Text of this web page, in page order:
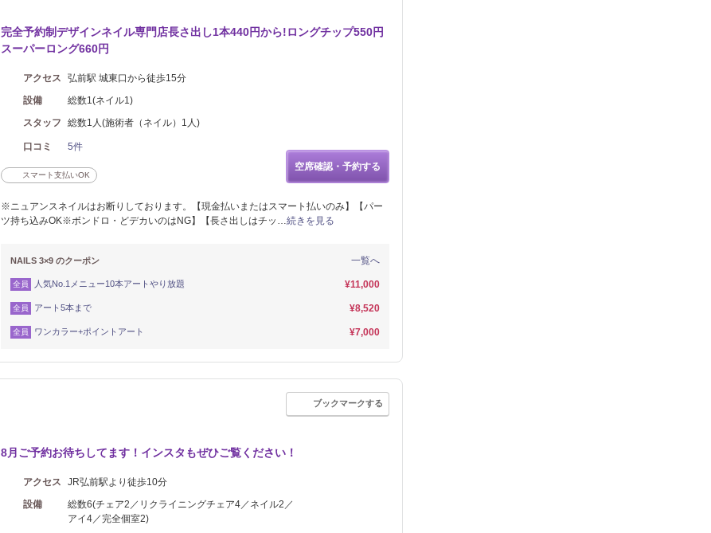
完全予約制デザインネイル専門店長さ出し1本440円から!ロングチップ550円
スーパーロング660円
アクセス
弘前駅 城東口から徒歩15分
設備
総数1(ネイル1)
スタッフ
総数1人(施術者（ネイル）1人)
口コミ 5件
スマート支払いOK
空席確認・予約する
※ニュアンスネイルはお断りしております。【現金払いまたはスマート払いのみ】【パー
ツ持ち込みOK※ボンドロ・どデカいのはNG】【長さ出しはチッ…続きを見る
一覧へ
NAILS 3×9 のクーポン
全員 人気No.1メニュー10本アートやり放題 ¥11,000
全員 アート5本まで ¥8,520
全員 ワンカラー+ポイントアート ¥7,000
ブックマークする
8月ご予約お待ちしてます！インスタもぜひご覧ください！
アクセス
JR弘前駅より徒歩10分
設備
総数6(チェア2／リクライニングチェア4／ネイル2／
アイ4／完全個室2)